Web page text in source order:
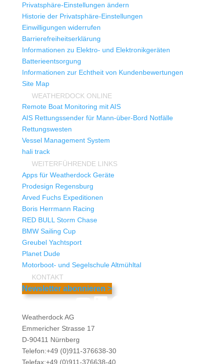
Privatsphäre-Einstellungen ändern
Historie der Privatsphäre-Einstellungen
Einwilligungen widerrufen
Barrierefreiheitserklärung
Informationen zu Elektro- und Elektronikgeräten
Batterieentsorgung
Informationen zur Echtheit von Kundenbewertungen
Site Map
WEATHERDOCK ONLINE
Remote Boat Monitoring mit AIS
AIS Rettungssender für Mann-über-Bord Notfälle
Rettungswesten
Vessel Management System
hali track
WEITERFÜHRENDE LINKS
Apps für Weatherdock Geräte
Prodesign Regensburg
Arved Fuchs Expeditionen
Boris Herrmann Racing
RED BULL Storm Chase
BMW Sailing Cup
Greubel Yachtsport
Planet Dude
Motorboot- und Segelschule Altmühltal
KONTAKT
Newsletter abonnieren >
YouTube
LinkedIn
Facebook
Weatherdock AG
Emmericher Strasse 17
D-90411 Nürnberg
Telefon:+49 (0)911-376638-30
Telefax:+49 (0)911-376638-40